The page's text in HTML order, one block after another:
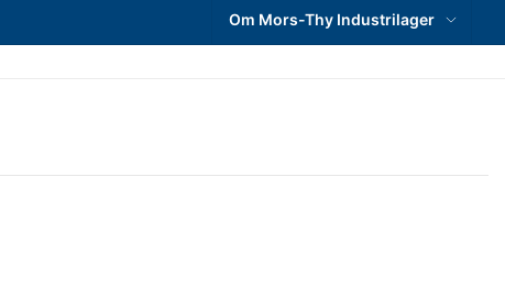
Om Mors-Thy Industrilager